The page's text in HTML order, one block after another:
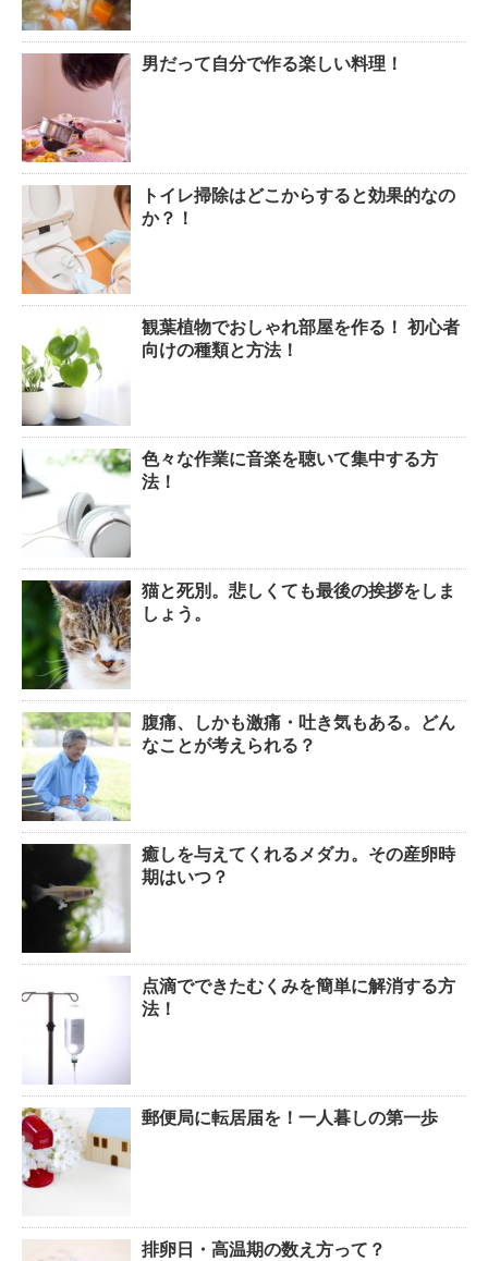
男だって自分で作る楽しい料理！
トイレ掃除はどこからすると効果的なの
か？！
観葉植物でおしゃれ部屋を作る！ 初心者
向けの種類と方法！
色々な作業に音楽を聴いて集中する方
法！
猫と死別。悲しくても最後の挨拶をしま
しょう。
腹痛、しかも激痛・吐き気もある。どん
なことが考えられる？
癒しを与えてくれるメダカ。その産卵時
期はいつ？
点滴でできたむくみを簡単に解消する方
法！
郵便局に転居届を！一人暮しの第一歩
排卵日・高温期の数え方って？